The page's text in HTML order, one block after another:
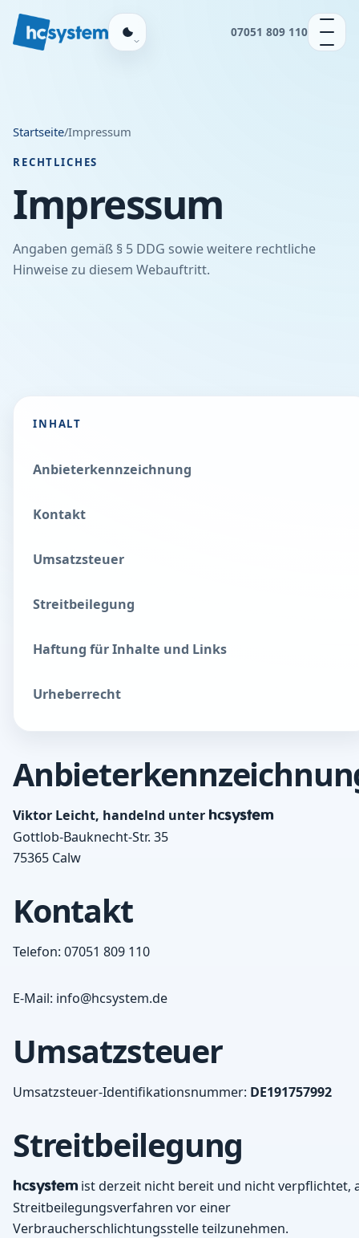
07051 809 110
Startseite/Impressum
RECHTLICHES
Impressum
Angaben gemäß § 5 DDG sowie weitere rechtliche
Hinweise zu diesem Webauftritt.
INHALT
Anbieterkennzeichnung
Kontakt
Umsatzsteuer
Streitbeilegung
Haftung für Inhalte und Links
Urheberrecht
Viktor Leicht, handelnd unter hcsystem
Gottlob-Bauknecht-Str. 35
75365 Calw
Kontakt
Telefon: 07051 809 110
E-Mail: info@hcsystem.de
Umsatzsteuer
Umsatzsteuer-Identifikationsnummer: DE191757992
Streitbeilegung
hcsystem ist derzeit nicht bereit und nicht verpflichtet,
Streitbeilegungsverfahren vor einer
Verbraucherschlichtungsstelle teilzunehmen.